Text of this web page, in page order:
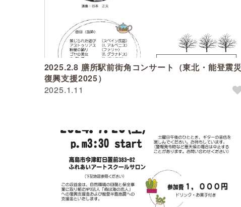
2025.1.11
2025.2.8 膳所駅前街角コンサート（東北・能登震災
復興支援2025）